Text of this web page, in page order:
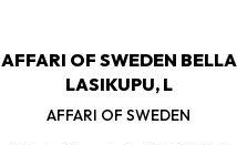
AFFARI OF SWEDEN BELLA
LASIKUPU, L
AFFARI OF SWEDEN